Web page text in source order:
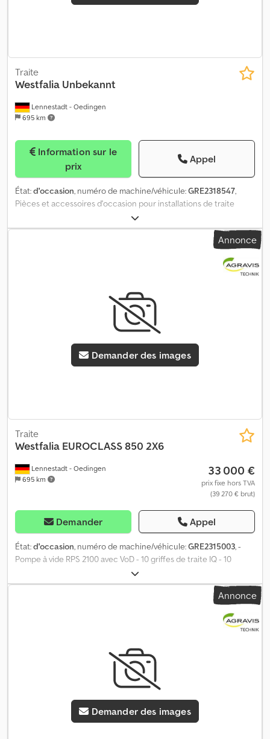
Lennestadt - Oedingen
695 km
Traite
Westfalia Unbekannt
prix
Appel
État:d'occasion, numéro de machine/véhicule:GRE2318547,
Pièces et accessoires d'occasion pour installations de traite
Contact : Gerd Vogt Téléphone : Dcedoqkhbajpfx Apyek
Annonce
Demander des images
Lennestadt - Oedingen
695 km
Traite
Westfalia EUROCLASS 850 2X6
33 000 €
prix fixe hors TVA
(39 270 € brut)
Demander Appel
État:d'occasion, numéro de machine/véhicule:GRE2315003, -
Pompe à vide RPS 2100 avec VoD - 10 griffes de traite IQ - 10
supports de griffes de traite - 10 démontages Dematron 60 avec
Stimopuls - Support de tuyau Posiball - Retrait avec EasyStart -
Tuyauterie de pression avec filtre - 80 pièces Répondeur
Asqkigwjpyeck Stalle de traite d'occasion EuroClass 850 2x6
Annonce
Demander des images